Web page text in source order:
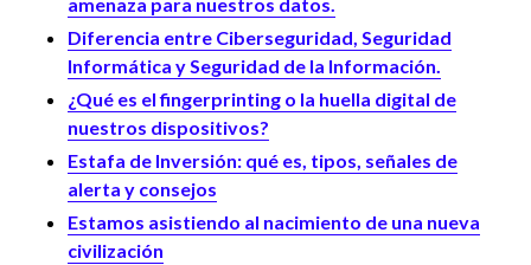
Diferencia entre Ciberseguridad, Seguridad
Informática y Seguridad de la Información.
¿Qué es el fingerprinting o la huella digital de
nuestros dispositivos?
Estafa de Inversión: qué es, tipos, señales de
alerta y consejos
Estamos asistiendo al nacimiento de una nueva
civilización